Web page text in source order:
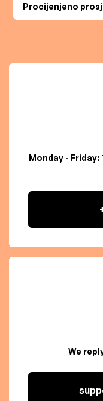
Procijenjeno
Monday - Friday:
We